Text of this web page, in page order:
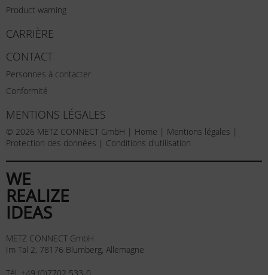
Product warning
CARRIÈRE
CONTACT
Personnes à contacter
Conformité
MENTIONS LÉGALES
© 2026 METZ CONNECT GmbH | Home | Mentions légales |
Protection des données | Conditions d'utilisation
WE
REALIZE
IDEAS
METZ CONNECT GmbH
Im Tal 2, 78176 Blumberg, Allemagne
Tél. +49 (0)7702 533-0